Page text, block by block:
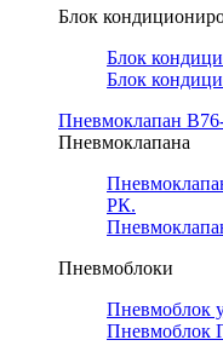
Блок
Блок
Блок
Пневмоклапан
Пневмоклапана
РК.
Пневмоблоки
Пневмоблок